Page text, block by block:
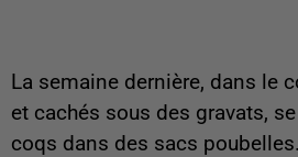
La semaine dernière, dans le
et cachés sous des gravats,
coqs dans des sacs